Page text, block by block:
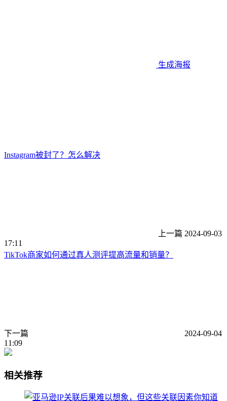
生成海报
Instagram被封了？怎么解决
上一篇 2024-09-03
17:11
TikTok商家如何通过真人测评提高流量和销量？
下一篇
2024-09-04
11:09
相关推荐